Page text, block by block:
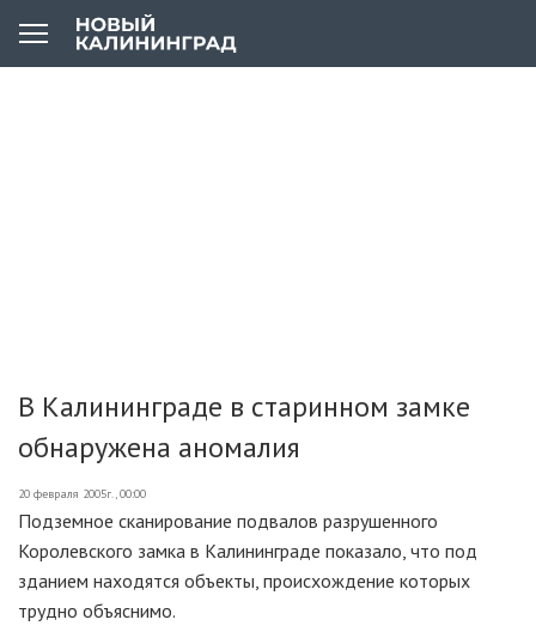
В Калининграде в старинном замке
обнаружена аномалия
20 февраля 2005г., 00:00
Подземное сканирование подвалов разрушенного
Королевского замка в Калининграде показало, что под
зданием находятся объекты, происхождение которых
трудно объяснимо.